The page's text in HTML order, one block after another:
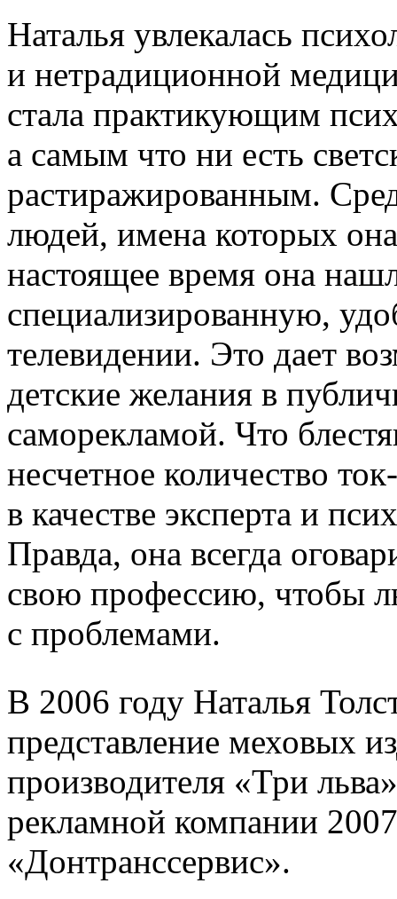
Наталья увлекалась
и нетрадиционной
стала практикующим
а самым что ни есть
растиражированным.
людей, имена которых
настоящее время она
специализированную,
телевидении. Это дает
детские желания в
саморекламой. Что
несчетное количество
в качестве эксперта и
Правда, она всегда
свою профессию, чтобы
с проблемами.
В 2006 году Наталья
представление меховых
производителя «Три
рекламной компании
«Донтранссервис».